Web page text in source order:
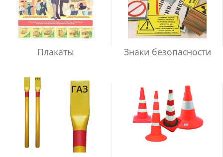
Плакаты Знаки безопасности